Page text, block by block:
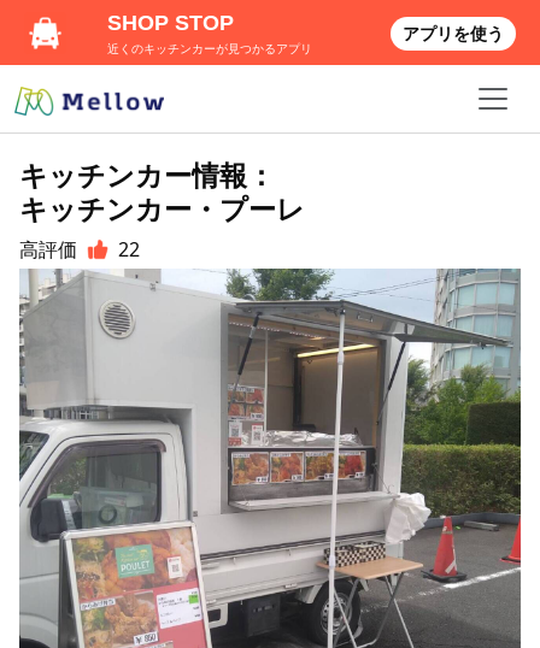
キッチンカー情報：
キッチンカー・プーレ
高評価 22
SHOP STOP
近くのキッチンカーが見つかるアプリ
アプリを使う